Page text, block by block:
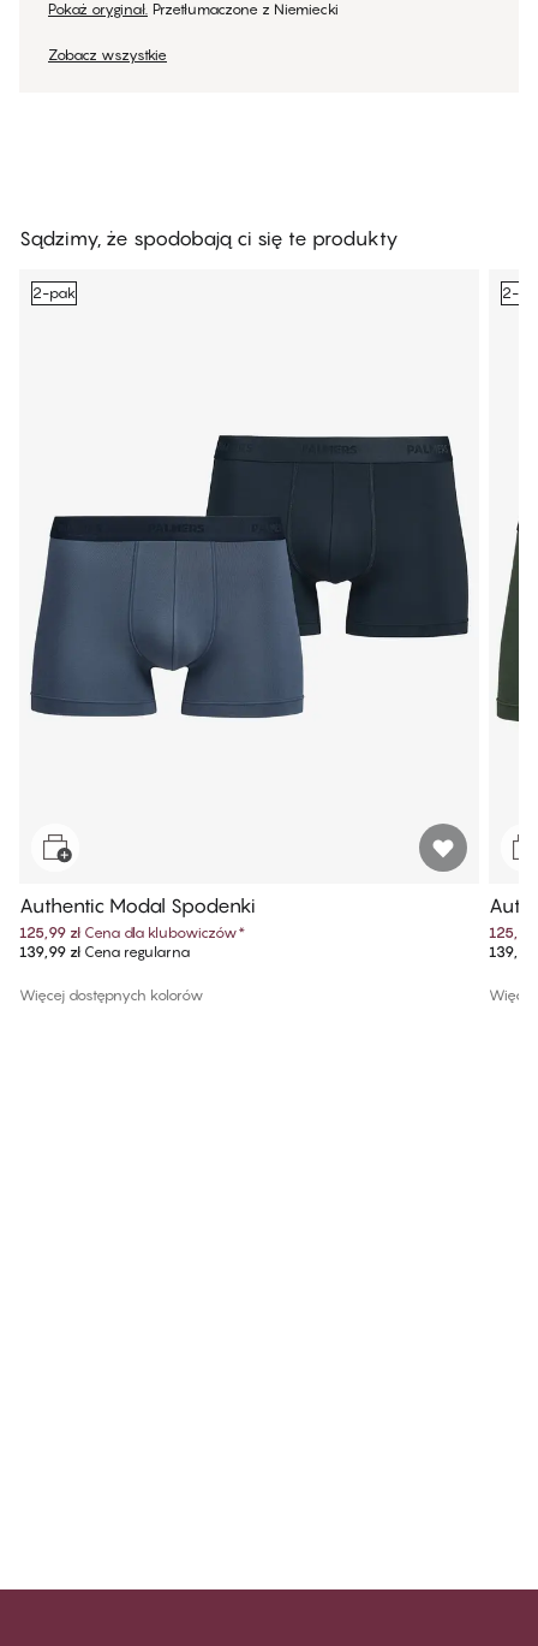
Pokaż oryginał. Przetłumaczone z Niemiecki
Zobacz wszystkie
Sądzimy, że spodobają ci się te produkty
2-pak
Authentic Modal Spodenki
125,99 zł Cena dla klubowiczów*
139,99 złCena regularna
Więcej dostępnych kolorów
2-
125,99
139,99